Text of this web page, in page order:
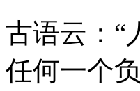
古语云：“
任何一个